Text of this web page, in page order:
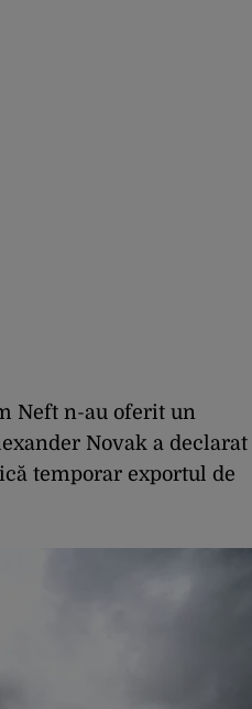
Neft n-au oferit un
Novak a declarat
temporar exportul de